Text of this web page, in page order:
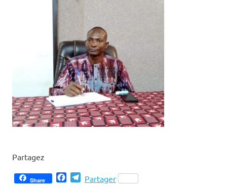
Partagez
Share FacebookTelegram
Partager